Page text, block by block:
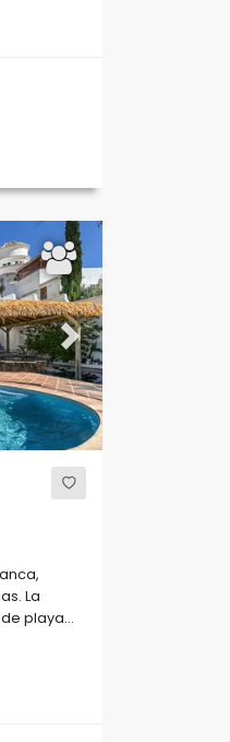
Next
La
playa y